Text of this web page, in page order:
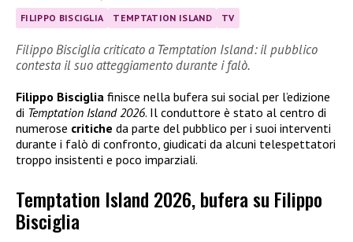
FILIPPO BISCIGLIA TEMPTATION ISLAND TV
Filippo Bisciglia criticato a Temptation Island: il pubblico
contesta il suo atteggiamento durante i falò.
Filippo Bisciglia finisce nella bufera sui social per l’edizione
di Temptation Island 2026. Il conduttore è stato al centro di
numerose critiche da parte del pubblico per i suoi interventi
durante i falò di confronto, giudicati da alcuni telespettatori
troppo insistenti e poco imparziali.
Temptation Island 2026, bufera su Filippo
Bisciglia